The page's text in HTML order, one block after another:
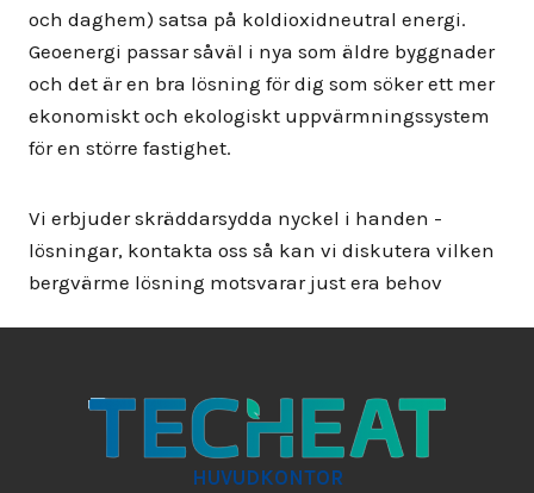
och daghem) satsa på koldioxidneutral energi.
Geoenergi passar såväl i nya som äldre byggnader
och det är en bra lösning för dig som söker ett mer
ekonomiskt och ekologiskt uppvärmningssystem
för en större fastighet.
Vi erbjuder skräddarsydda nyckel i handen -
lösningar, kontakta oss så kan vi diskutera vilken
bergvärme lösning motsvarar just era behov
HUVUDKONTOR